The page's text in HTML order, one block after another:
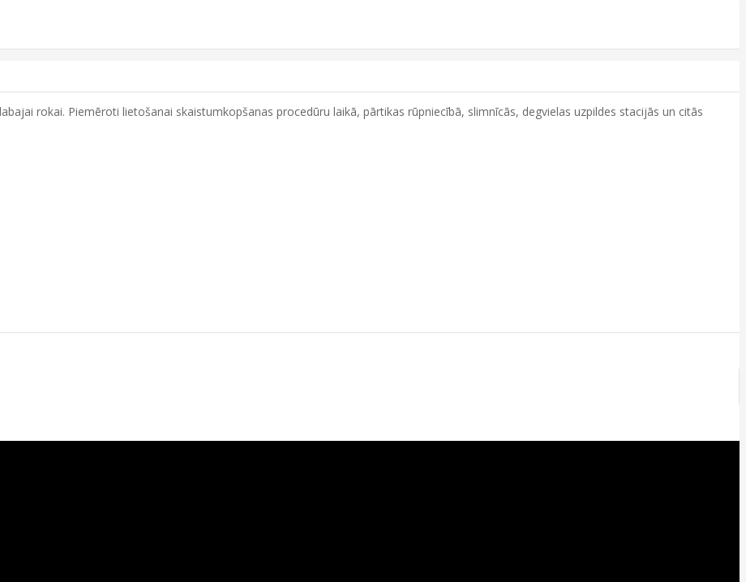
rokai. Piemēroti lietošanai skaistumkopšanas procedūru laikā, pārtikas rūpniecībā, slimnīcās, degvielas uzpildes stacijās un citās